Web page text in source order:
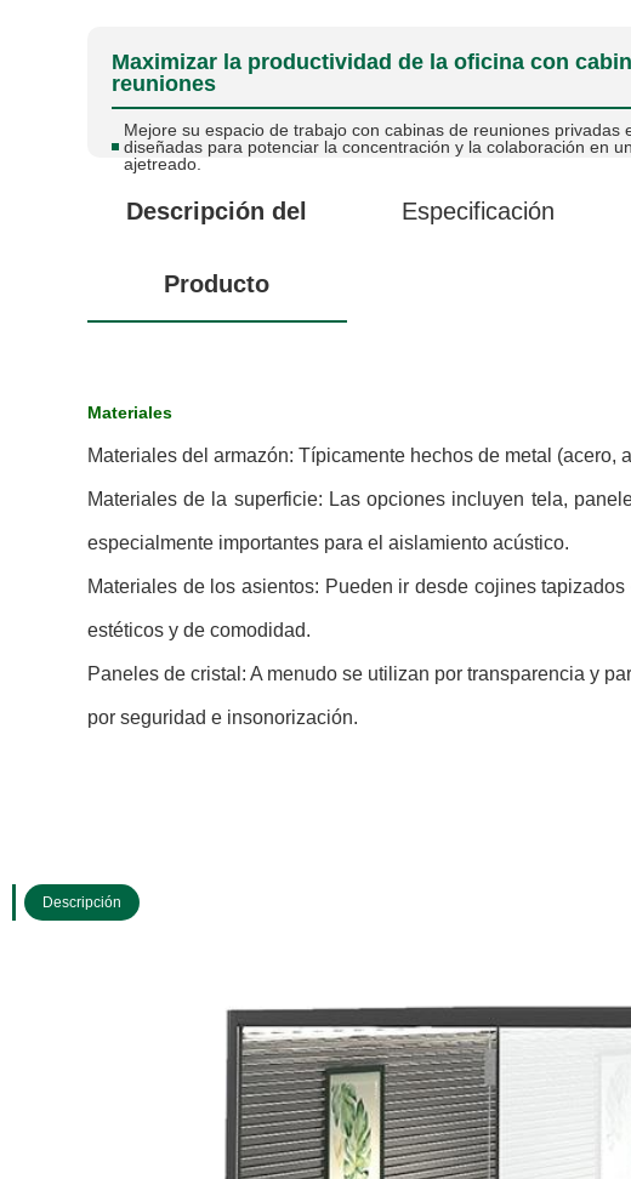
Descripción
Maximizar la productividad de la oficina con
reuniones
Mejore su espacio de trabajo con cabinas de reuniones privadas
diseñadas para potenciar la concentración y la colaboración en
ajetreado.
Descripción del
Producto
Especificación
Materiales
Materiales del armazón: Típicamente hechos de metal
Materiales de la superficie: Las opciones incluyen tela,
especialmente importantes para el aislamiento acústico.
Materiales de los asientos: Pueden ir desde cojines
estéticos y de comodidad.
Paneles de cristal: A menudo se utilizan por transparencia y
por seguridad e insonorización.